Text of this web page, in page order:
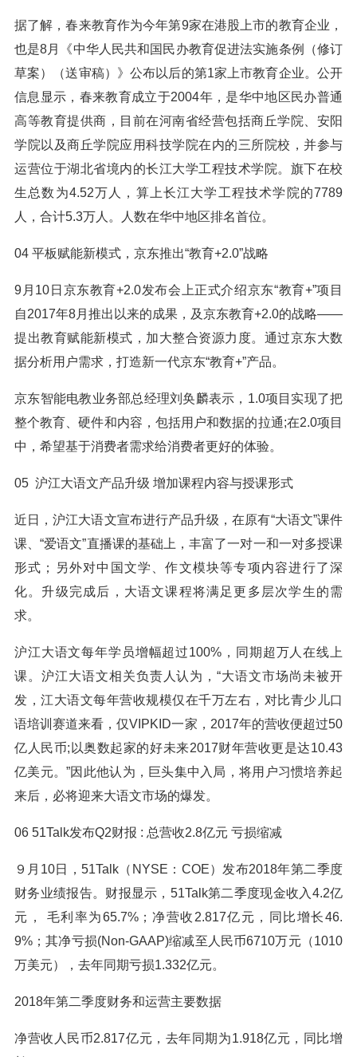
据了解，春来教育作为今年第9家在港股上市的教育企业，
也是8月《中华人民共和国民办教育促进法实施条例（修订
草案）（送审稿）》公布以后的第1家上市教育企业。公开
信息显示，春来教育成立于2004年，是华中地区民办普通
高等教育提供商，目前在河南省经营包括商丘学院、安阳
学院以及商丘学院应用科技学院在内的三所院校，并参与
运营位于湖北省境内的长江大学工程技术学院。旗下在校
生总数为4.52万人，算上长江大学工程技术学院的7789
人，合计5.3万人。人数在华中地区排名首位。
04 平板赋能新模式，京东推出“教育+2.0”战略
9月10日京东教育+2.0发布会上正式介绍京东“教育+”项目
自2017年8月推出以来的成果，及京东教育+2.0的战略——
提出教育赋能新模式，加大整合资源力度。通过京东大数
据分析用户需求，打造新一代京东“教育+”产品。
京东智能电教业务部总经理刘奂麟表示，1.0项目实现了把
整个教育、硬件和内容，包括用户和数据的拉通;在2.0项目
中，希望基于消费者需求给消费者更好的体验。
05 沪江大语文产品升级 增加课程内容与授课形式
近日，沪江大语文宣布进行产品升级，在原有“大语文”课件
课、“爱语文”直播课的基础上，丰富了一对一和一对多授课
形式；另外对中国文学、作文模块等专项内容进行了深
化。升级完成后，大语文课程将满足更多层次学生的需
求。
沪江大语文每年学员增幅超过100%，同期超万人在线上
课。沪江大语文相关负责人认为，“大语文市场尚未被开
发，江大语文每年营收规模仅在千万左右，对比青少儿口
语培训赛道来看，仅VIPKID一家，2017年的营收便超过50
亿人民币;以奥数起家的好未来2017财年营收更是达10.43
亿美元。”因此他认为，巨头集中入局，将用户习惯培养起
来后，必将迎来大语文市场的爆发。
06 51Talk发布Q2财报 : 总营收2.8亿元 亏损缩减
９月10日，51Talk（NYSE：COE）发布2018年第二季度
财务业绩报告。财报显示，51Talk第二季度现金收入4.2亿
元， 毛利率为65.7%；净营收2.817亿元，同比增长46.
9%；其净亏损(Non-GAAP)缩减至人民币6710万元（1010
万美元），去年同期亏损1.332亿元。
2018年第二季度财务和运营主要数据
净营收人民币2.817亿元，去年同期为1.918亿元，同比增